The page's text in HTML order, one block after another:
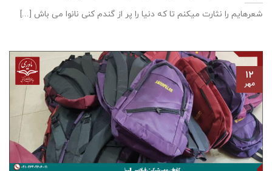
شعرهایم را نثارت میکنم تا که دنیا را پر از گندم کنی نانوا می باش [...]
۱۲
مهر